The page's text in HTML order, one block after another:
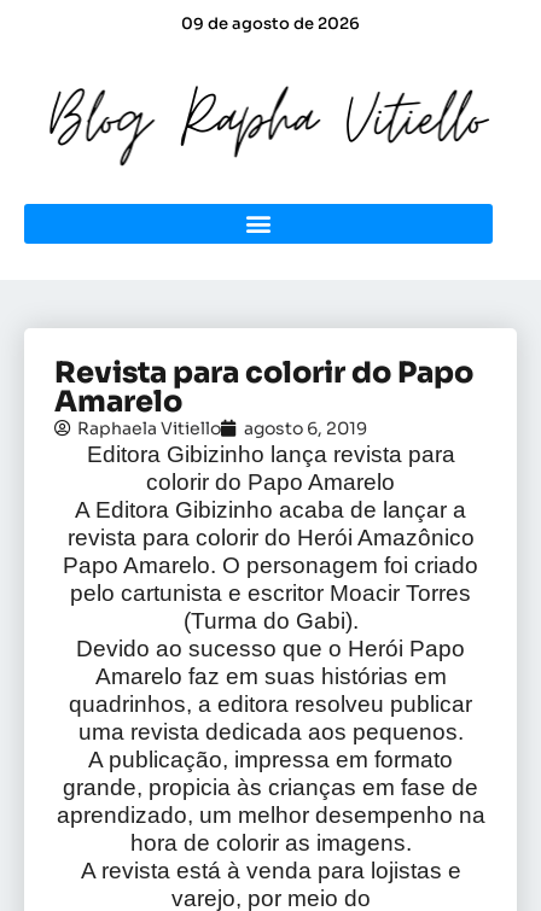
09 de agosto de 2026
Revista para colorir do Papo
Amarelo
Raphaela Vitiello agosto 6, 2019
Editora Gibizinho lança revista para
colorir do Papo Amarelo
A Editora Gibizinho acaba de lançar a
revista para colorir do Herói Amazônico
Papo Amarelo. O personagem foi criado
pelo cartunista e escritor Moacir Torres
(Turma do Gabi).
Devido ao sucesso que o Herói Papo
Amarelo faz em suas histórias em
quadrinhos, a editora resolveu publicar
uma revista dedicada aos pequenos.
A publicação, impressa em formato
grande, propicia às crianças em fase de
aprendizado, um melhor desempenho na
hora de colorir as imagens.
A revista está à venda para lojistas e
varejo, por meio do